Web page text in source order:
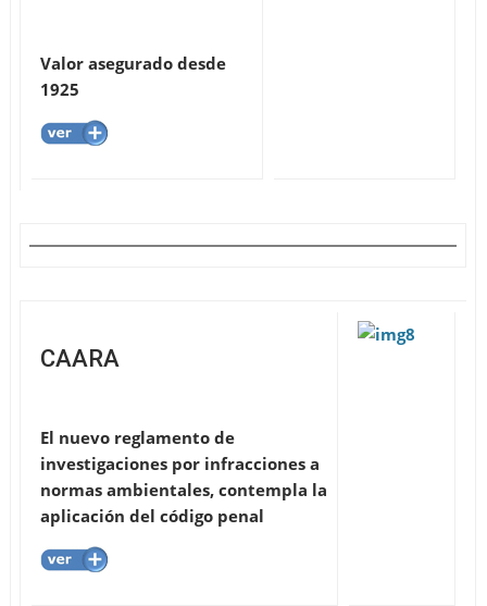
Valor asegurado desde
1925
CAARA
El nuevo reglamento de
investigaciones por infracciones a
normas ambientales, contempla la
aplicación del código penal